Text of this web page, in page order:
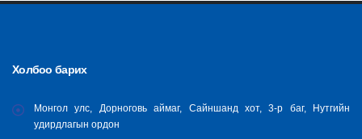
Холбоо барих
Монгол улс, Дорноговь аймаг, Сайншанд хот, 3-р баг, Нутгийн
удирдлагын ордон